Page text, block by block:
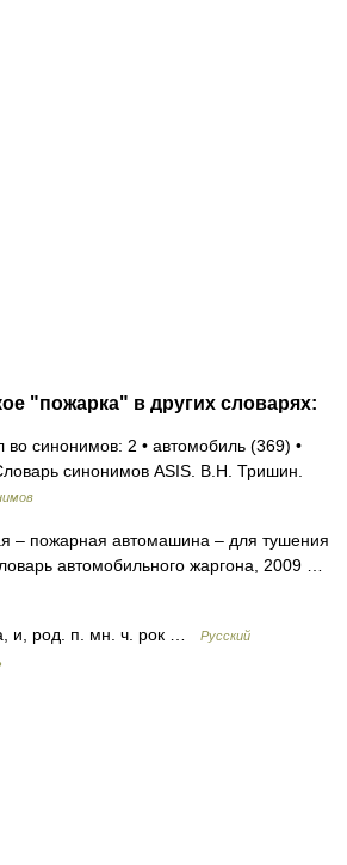
"пожарка" в других словарях:
синонимов: 2 • автомобиль (369) •
синонимов ASIS. В.Н. Тришин.
– пожарная автомашина – для тушения
автомобильного жаргона, 2009 …
и, род. п. мн. ч. рок …
Русский